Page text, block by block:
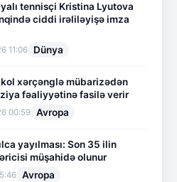
tennisçi Kristina Lyutova
ciddi irəliləyişə imza
11:06 Dünya
xərçənglə mübarizədən
fəaliyyətinə fasilə verir
00:59 Avropa
yayılması: Son 35 ilin
müşahidə olunur
Avropa